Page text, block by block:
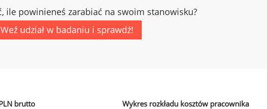
ile powinieneś zarabiać na swoim stanowisku?
Weź udział w badaniu i sprawdź!
brutto Wykres rozkładu kosztów pracownika